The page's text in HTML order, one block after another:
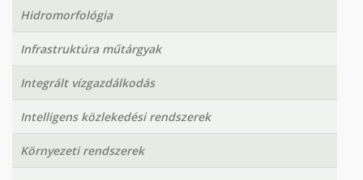
Hidromorfológia
Infrastruktúra műtárgyak
Integrált vízgazdálkodás
Intelligens közlekedési rendszerek
Környezeti rendszerek